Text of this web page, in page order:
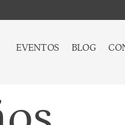
EVENTOS BLOG